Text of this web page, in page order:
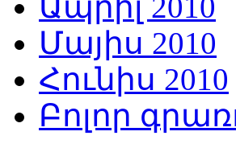
Ապրիլ 2010
Մայիս 2010
Հունիս 2010
Բոլոր